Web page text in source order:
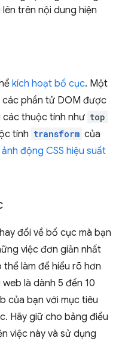
trên nội dung hiện
kích hoạt bố cục. Một
các phần tử DOM được
thuộc tính như top
tính transform của
động CSS hiệu suất
đổi về bố cục mà bạn
việc đơn giản nhất
làm để hiểu rõ hơn
là dành 5 đến 10
của bạn với mục tiêu
Hãy giữ cho bảng điều
việc này và sử dụng